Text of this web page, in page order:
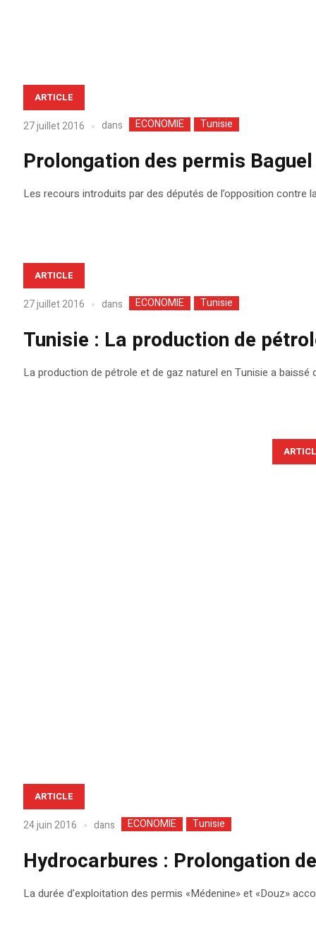
ARTICLE
27 juillet 2016 dans ECONOMIE Tunisie
Prolongation des permis
Les recours introduits par des députés de l’opposition contre
ARTICLE
27 juillet 2016 dans ECONOMIE Tunisie
Tunisie : La production de
La production de pétrole et de gaz naturel en Tunisie a baissé
ARTICLE
24 juin 2016 dans ECONOMIE Tunisie
Hydrocarbures : Prolongation
La durée d’exploitation des permis «Médenine» et «Douz»